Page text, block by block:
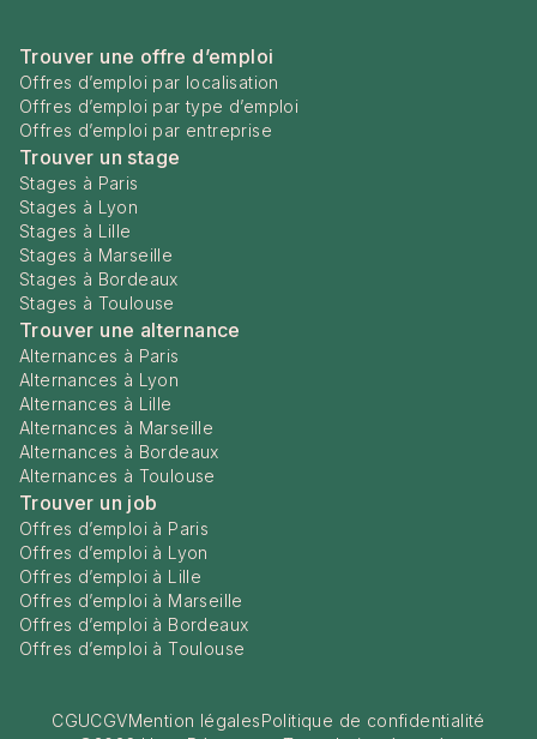
Trouver une offre d’emploi
Offres d’emploi par localisation
Offres d’emploi par type d’emploi
Offres d’emploi par entreprise
Trouver un stage
Stages à Paris
Stages à Lyon
Stages à Lille
Stages à Marseille
Stages à Bordeaux
Stages à Toulouse
Trouver une alternance
Alternances à Paris
Alternances à Lyon
Alternances à Lille
Alternances à Marseille
Alternances à Bordeaux
Alternances à Toulouse
Trouver un job
Offres d’emploi à Paris
Offres d’emploi à Lyon
Offres d’emploi à Lille
Offres d’emploi à Marseille
Offres d’emploi à Bordeaux
Offres d’emploi à Toulouse
CGUCGVMention légalesPolitique de confidentialité